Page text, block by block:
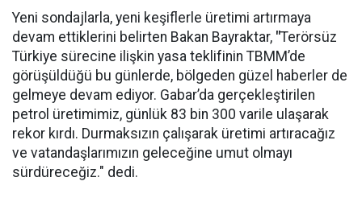
Yeni sondajlarla, yeni keşiflerle üretimi artırmaya
devam ettiklerini belirten Bakan Bayraktar, "Terörsüz
Türkiye sürecine ilişkin yasa teklifinin TBMM’de
görüşüldüğü bu günlerde, bölgeden güzel haberler de
gelmeye devam ediyor. Gabar’da gerçekleştirilen
petrol üretimimiz, günlük 83 bin 300 varile ulaşarak
rekor kırdı. Durmaksızın çalışarak üretimi artıracağız
ve vatandaşlarımızın geleceğine umut olmayı
sürdüreceğiz." dedi.